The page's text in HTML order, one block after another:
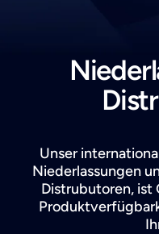
Unser
Niederlassungen
Distrubutoren, ist